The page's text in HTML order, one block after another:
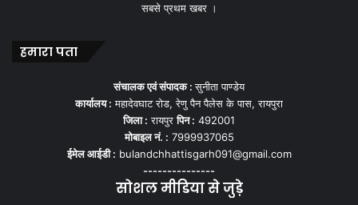
सबसे प्रथम खबर ।
हमारा पता
संचालक एवं संपादक :सुनीता पाण्डेय
कार्यालय : महादेवघाट रोड, रेणु पैन पैलेस के पास, रायपुरा
जिला : रायपुरपिन : 492001
मोबाइल नं. : 7999937065
ईमेल आईडी : bulandchhattisgarh091@gmail.com
---------------
सोशल मीडिया से जुड़े